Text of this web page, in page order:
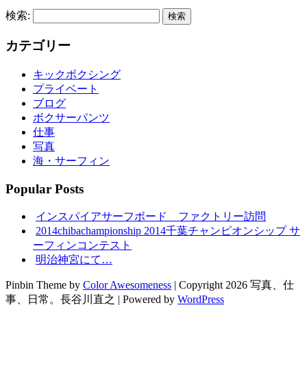
検索:
カテゴリー
キックボクシング
プライベート
ブログ
ボクサーパンツ
仕事
写真
海・サーフィン
Popular Posts
インスパイアサーフボード ファクトリー訪問
2014chibachampionship 2014千葉チャンピオンシップ サ
ーフィンコンテスト
明治神宮にて…
Pinbin Theme by Color Awesomeness | Copyright 2026 写真、仕
事、日常。長谷川直之 | Powered by WordPress